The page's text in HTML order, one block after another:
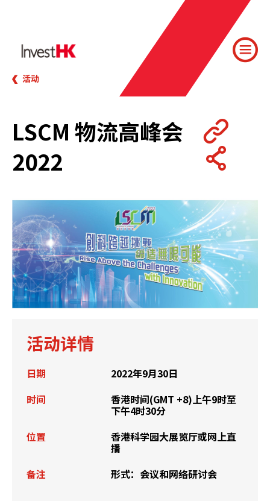
活动
LSCM 物流高峰会
2022
活动详情
日期
2022年9月30日
时间
香港时间(GMT +8)上午9时至
下午4时30分
位置
香港科学园大展览厅或网上直
播
备注
形式：会议和网络研讨会